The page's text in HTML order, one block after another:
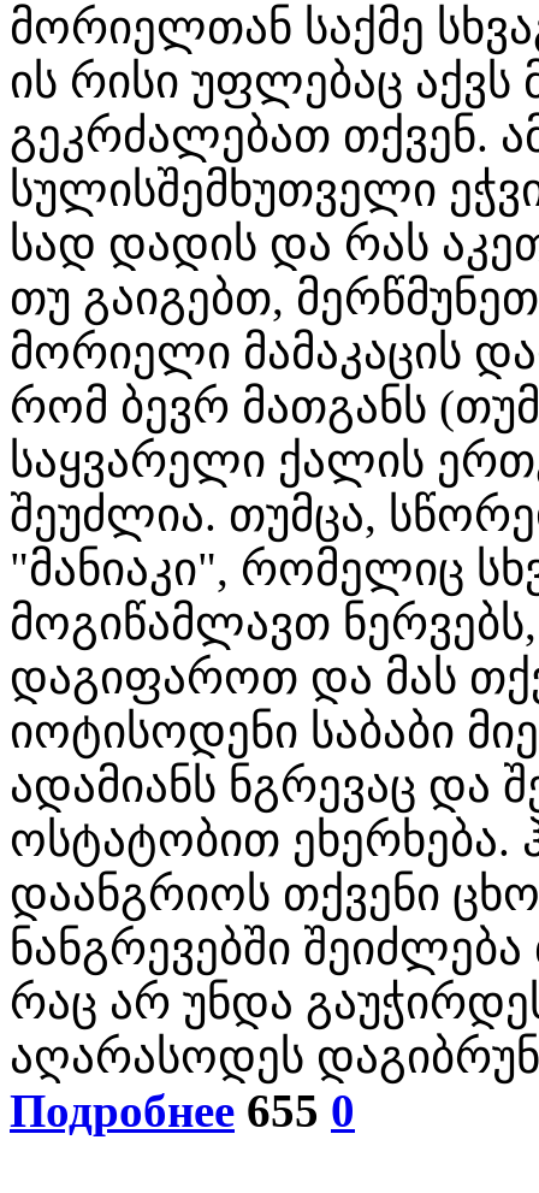
მორიელთან საქმე
ის რისი უფლებაც
გეკრძალებათ თქვენ.
სულისშემხუთველი
სად დადის და რას
თუ გაიგებთ,
მორიელი მამაკაცის
რომ ბევრ მათგანს
საყვარელი ქალის
შეუძლია. თუმცა,
"მანიაკი", რომელიც
მოგიწამლავთ
დაგიფაროთ და მას
იოტისოდენი საბაბი
ადამიანს ნგრევაც და
ოსტატობით ეხერხება.
დაანგრიოს თქვენი
ნანგრევებში
რაც არ უნდა
აღარასოდეს
Подробнее 655 0